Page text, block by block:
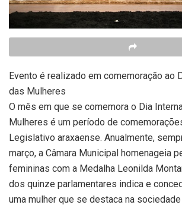
Evento é realizado em comemoração ao
das Mulheres
O mês em que se comemora o Dia
Mulheres é um período de
Legislativo araxaense. Anualmente,
março, a Câmara Municipal homenageia
femininas com a Medalha Leonilda
dos quinze parlamentares indica e
uma mulher que se destaca na